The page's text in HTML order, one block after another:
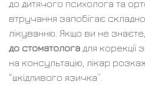
до дитячого психолога та
втручання запобігає
лікуванню. Якщо ви не знаєте,
до стоматолога для корекції
на консультацію, лікар
“шкідливого язичка”.